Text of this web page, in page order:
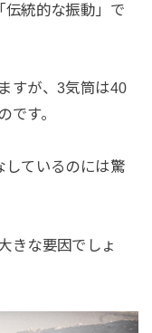
伝統的な振動」で
すが、3気筒は40
です。
しているのには驚
きな要因でしょ